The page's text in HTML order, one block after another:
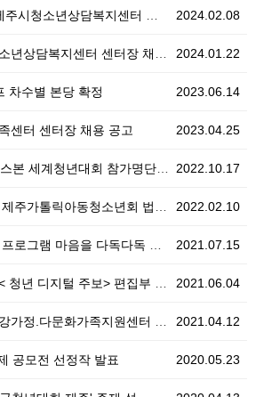
2024.02.08
청소년상담복지센터 센터장 …
2024.01.22
담복지센터 센터장 채용 공고
2023.06.14
차수별 본당 확정
2023.04.25
센터 센터장 채용 공고
2022.10.17
본 세계청년대회 참가명단 …
2022.02.10
톨릭아동청소년회 법인직원 채…
2021.07.15
램 마음을 다독다독 참가자 …
2021.06.04
년 디지털 주보> 편집부 모집
2021.04.12
.다문화가족지원센터 센터장 채…
2020.05.23
공모전 선정작 발표